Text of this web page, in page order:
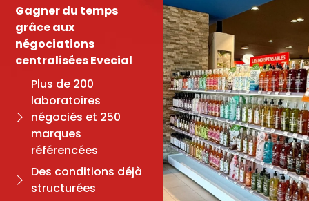
Gagner du temps
grâce aux
négociations
centralisées Evecial
Plus de 200
laboratoires
négociés et 250
marques
référencées
Des conditions déjà
structurées